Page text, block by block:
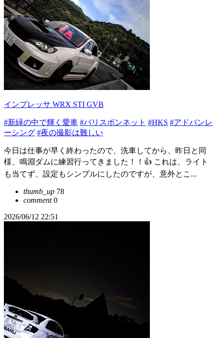
インプレッサ WRX STI GVB
#新緑の中で輝く愛車 #バリスボンネット #HKS #アドバンレ
ーシング #夜の撮影は難しい
今日は仕事が早く終わったので、洗車してから、昨日と同
様、鳴淵ダムに練習行ってきました！！👍 これは、ライト
も当てず、設定もシンプルにしたのですが、意外とこ...
thumb_up 78
comment0
2026/06/12 22:51